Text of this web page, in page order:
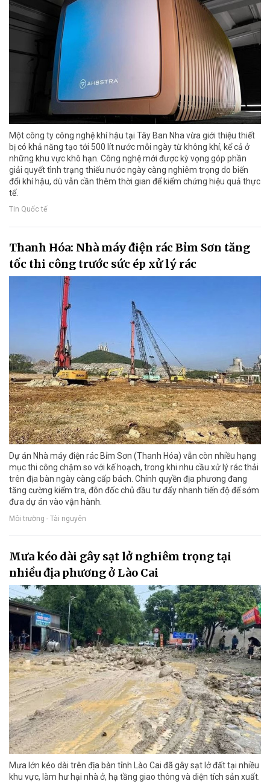
Một công ty công nghệ khí hậu tại Tây Ban Nha vừa giới thiệu thiết
bị có khả năng tạo tới 500 lít nước mỗi ngày từ không khí, kể cả ở
những khu vực khô hạn. Công nghệ mới được kỳ vọng góp phần
giải quyết tình trạng thiếu nước ngày càng nghiêm trọng do biến
đổi khí hậu, dù vẫn cần thêm thời gian để kiểm chứng hiệu quả thực
tế.
Tin Quốc tế
Thanh Hóa: Nhà máy điện rác Bỉm Sơn tăng
tốc thi công trước sức ép xử lý rác
Dự án Nhà máy điện rác Bỉm Sơn (Thanh Hóa) vẫn còn nhiều hạng
mục thi công chậm so với kế hoạch, trong khi nhu cầu xử lý rác thải
trên địa bàn ngày càng cấp bách. Chính quyền địa phương đang
tăng cường kiểm tra, đôn đốc chủ đầu tư đẩy nhanh tiến độ để sớm
đưa dự án vào vận hành.
Môi trường - Tài nguyên
Mưa kéo dài gây sạt lở nghiêm trọng tại
nhiều địa phương ở Lào Cai
Mưa lớn kéo dài trên địa bàn tỉnh Lào Cai đã gây sạt lở đất tại nhiều
khu vực, làm hư hại nhà ở, hạ tầng giao thông và diện tích sản xuất.